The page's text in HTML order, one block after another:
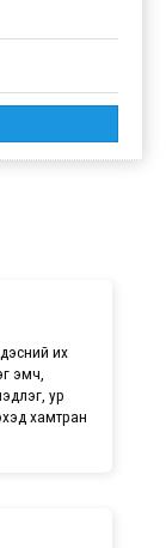
их
эмч,
ур
хамтран